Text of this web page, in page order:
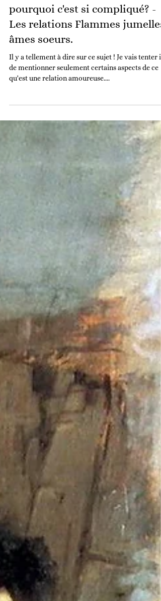
Les relations amoureuses:
pourquoi c'est si compliqué? -
Les relations Flammes jumelles,
âmes soeurs.
Il y a tellement à dire sur ce sujet ! Je vais tenter